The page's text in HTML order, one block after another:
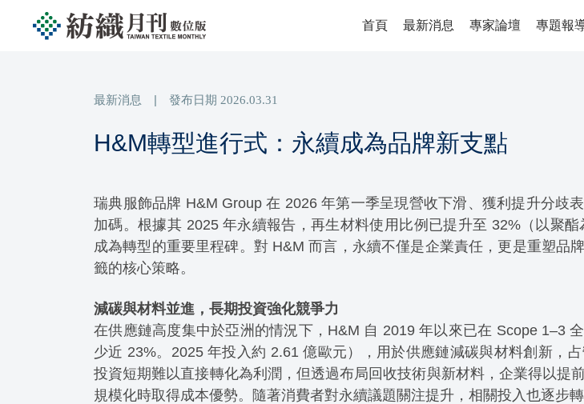
首頁 最新消息 專家論壇 專題報
最新消息 | 發布日期 2026.03.31
H&M轉型進行式：永續成為品牌新支點
瑞典服飾品牌 H&M Group 在 2026 年第一季呈現營收下滑、獲利提升分歧
加碼。根據其 2025 年永續報告，再生材料使用比例已提升至 32%（以聚酯
成為轉型的重要里程碑。對 H&M 而言，永續不僅是企業責任，更是重塑品
籤的核心策略。
減碳與材料並進，長期投資強化競爭力
在供應鏈高度集中於亞洲的情況下，H&M 自 2019 年以來已在 Scope 1–3
少近 23%。2025 年投入約 2.61 億歐元），用於供應鏈減碳與材料創新，
投資短期難以直接轉化為利潤，但透過布局回收技術與新材料，企業得以提
規模化時取得成本優勢。隨著消費者對永續議題關注提升，相關投入也逐步轉